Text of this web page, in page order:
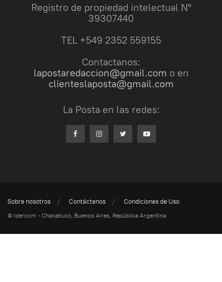
Registro de propiedad intelectual N°
39307440
TEL +549 2352 559155
Contactanos:
lapostaredaccion@gmail.com o en
clienteslaposta@gmail.com
La Posta en las redes:
Sobre nosotros Contáctenos Condiciones de Uso
© Idercom - Chacabuco, Buenos Aires, República Argentina